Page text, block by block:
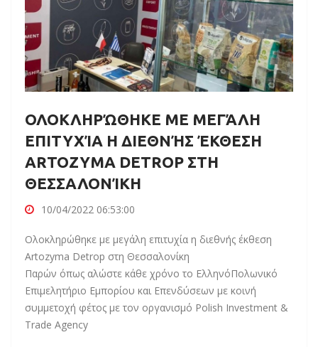
ΟΛΟΚΛΗΡΏΘΗΚΕ ΜΕ ΜΕΓΆΛΗ
ΕΠΙΤΥΧΊΑ Η ΔΙΕΘΝΉΣ ΈΚΘΕΣΗ
ARTOZYMA DETROP ΣΤΗ
ΘΕΣΣΑΛΟΝΊΚΗ
10/04/2022 06:53:00
Ολοκληρώθηκε με μεγάλη επιτυχία η διεθνής έκθεση
Artozyma Detrop στη Θεσσαλονίκη
Παρών όπως αλώστε κάθε χρόνο το ΕλληνόΠολωνικό
Επιμελητήριο Εμπορίου και Επενδύσεων με κοινή
συμμετοχή φέτος με τον οργανισμό Polish Investment &
Trade Agency